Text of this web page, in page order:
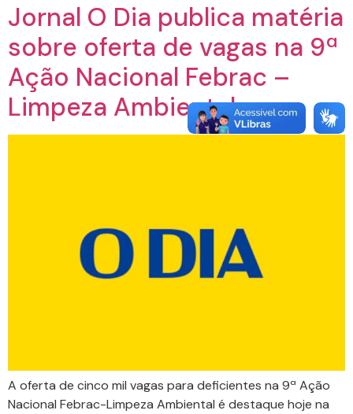
Jornal O Dia publica matéria
sobre oferta de vagas na 9ª
Ação Nacional Febrac –
Limpeza Ambiental
A oferta de cinco mil vagas para deficientes na 9ª Ação
Nacional Febrac-Limpeza Ambiental é destaque hoje na